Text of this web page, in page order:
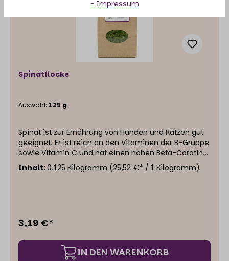
Spinatflocke
Auswahl: 125 g
Spinat ist zur Ernährung von Hunden und Katzen gut
geeignet. Er ist reich an den Vitaminen der B-Gruppe
sowie Vitamin C und hat einen hohen Beta-Carotin-
Gehalt (ca. 3.250 µg /100 g ) – das ist die Vorstufe
von Vitamin A . Außerdem versorgt er den Körper mit
Inhalt:0.125 Kilogramm (25,52 €* / 1 Kilogramm)
3,19 €*
IN DEN WARENKORB
- Impressum